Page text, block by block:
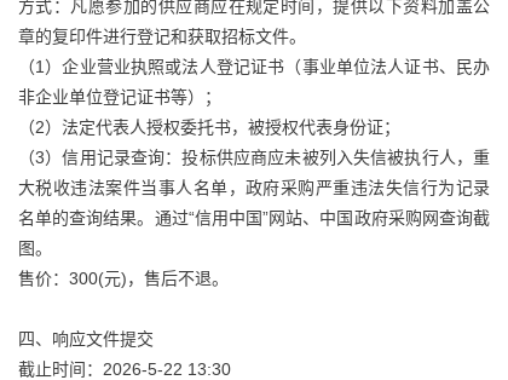
方式：凡愿参加的供应商应在规定时间，提供以下资料加盖公
章的复印件进行登记和获取招标文件。
（1）企业营业执照或法人登记证书（事业单位法人证书、民办
非企业单位登记证书等）；
（2）法定代表人授权委托书，被授权代表身份证；
（3）信用记录查询：投标供应商应未被列入失信被执行人，重
大税收违法案件当事人名单，政府采购严重违法失信行为记录
名单的查询结果。通过“信用中国”网站、中国政府采购网查询截
图。
售价：300(元)，售后不退。
四、响应文件提交
截止时间：2026-5-22 13:30